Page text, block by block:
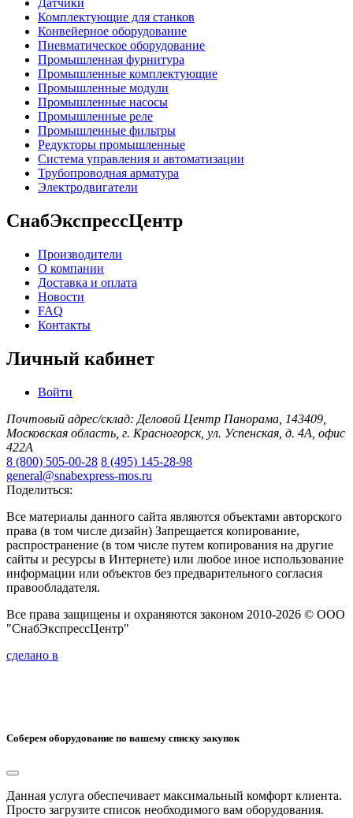
Датчики
Комплектующие для станков
Конвейерное оборудование
Пневматическое оборудование
Промышленная фурнитура
Промышленные комплектующие
Промышленные модули
Промышленные насосы
Промышленные реле
Промышленные фильтры
Редукторы промышленные
Система управления и автоматизации
Трубопроводная арматура
Электродвигатели
СнабЭкспрессЦентр
Производители
О компании
Доставка и оплата
Новости
FAQ
Контакты
Личный кабинет
Войти
Почтовый адрес/склад: Деловой Центр Панорама, 143409,
Московская область, г. Красногорск, ул. Успенская, д. 4А, офис
422А
8 (800) 505-00-28 8 (495) 145-28-98
general@snabexpress-mos.ru
Поделиться:
Все материалы данного сайта являются объектами авторского
права (в том числе дизайн) Запрещается копирование,
распространение (в том числе путем копирования на другие
сайты и ресурсы в Интернете) или любое иное использование
информации или объектов без предварительного согласия
правообладателя.
Все права защищены и охраняются законом 2010-2026 © ООО
"СнабЭкспрессЦентр"
сделано в
Соберем оборудование по вашему списку закупок
Данная услуга обеспечивает максимальный комфорт клиента.
Просто загрузите список необходимого вам оборудования.